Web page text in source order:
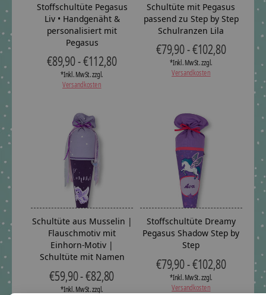
Stoffschultüte Pegasus
Liv • Handgenäht &
personalisiert mit
Pegasus
€89,90 - €112,80
*Inkl. MwSt. zzgl.
Versandkosten
Schultüte mit Pegasus
passend zu Step by Step
Schulranzen Lila
€79,90 - €102,80
*Inkl. MwSt. zzgl.
Versandkosten
Schultüte aus Musselin |
Flauschmotiv mit
Einhorn-Motiv |
Schultüte mit Namen
€59,90 - €82,80
*Inkl. MwSt. zzgl.
Stoffschultüte Dreamy
Pegasus Shadow Step by
Step
€79,90 - €102,80
*Inkl. MwSt. zzgl.
Versandkosten